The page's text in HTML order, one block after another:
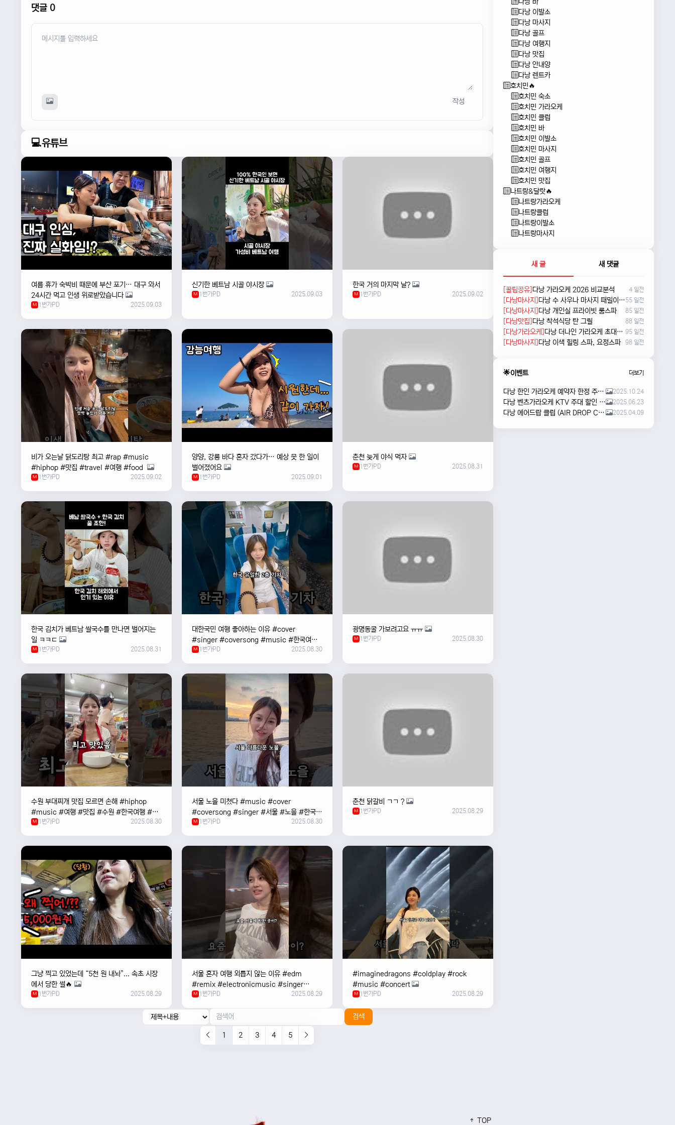
댓글 0
작성
💻유튜브
여름 휴가 숙박비 때문에 부산 포기… 대구 와서
24시간 먹고 인생 위로받았습니다
M 1번가PD 2025.09.03
신기한 베트남 시골 야시장
M 1번가PD 2025.09.03
한국 거의 마지막 날?
M 1번가PD 2025.09.02
비가 오는날 ￼닭도리탕 최고 #rap #music
#hiphop #맛집 #travel #여행 #food ￼
M 1번가PD 2025.09.02
양양, 강릉 바다 혼자 갔다가… 예상 못 한 일이
벌어졌어요
M 1번가PD 2025.09.01
춘천 늦게 야식 먹자
M 1번가PD 2025.08.31
한국 김치가 베트남 쌀국수를 만나면 벌어지는
일 ㅋㅋㄷ
M 1번가PD 2025.08.31
대한국민 여행 좋아하는 이유 #cover
#singer #coversong #music #한국여행
#한국
M 1번가PD 2025.08.30
광명동굴 가보려고요 ㅠㅠ
M 1번가PD 2025.08.30
수원 부대찌개 맛집 모르면 손해 #hiphop
#music #여행 #맛집 #수원 #한국여행 #베
트남여자 #혼자여행
M 1번가PD 2025.08.30
서울 노을 미쳤다 #music #cover
#coversong #singer #서울 #노을 #한국
#한강
M 1번가PD 2025.08.30
춘천 닭갈비 ㄱㄱ ?
M 1번가PD 2025.08.29
그냥 찍고 있었는데 “5천 원 내놔”... 속초 시장
에서 당한 썰🔥
M 1번가PD 2025.08.29
서울 혼자 여행 외릅지 않는 이유 #edm
#remix #electronicmusic #singer
#newmusic #music #여행 #trending
M 1번가PD 2025.08.29
#imaginedragons #coldplay #rock
#music #concert
M 1번가PD 2025.08.29
검색
1 2 3 4 5
다낭 이발소
다낭 마사지
다낭 골프
다낭 여행지
다낭 맛집
다낭 안내양
다낭 렌트카
호치민🔥
호치민 숙소
호치민 가라오케
호치민 클럽
호치민 바
호치민 이발소
호치민 마사지
호치민 골프
호치민 여행지
호치민 맛집
나트랑&달랏🔥
나트랑가라오케
나트랑클럽
나트랑이발소
나트랑마사지
새 글 새 댓글
[꿀팁공유] 다낭 가라오케 2026 비교분석 4 일전
[다낭마사지] 다낭 수 사우나 마사지 때밀이 및 누루 예약방법 55 일전
[다낭마사지] 다낭 개인실 프라이빗 룸스파 85 일전
[다낭맛집] 다낭 착석식당 탄 그릴 88 일전
[다낭가라오케] 다낭 더나인 가라오케 초대형 신상 karaoke 95 일전
[다낭마사지] 다낭 이색 힐링 스파, 요정스파 98 일전
🌟이벤트 더보기
다낭 한인 가라오케 예약자 한정 주류 이벤트 안내 2025.10.24
다낭 벤츠가라오케 KTV 주대 할인 해피아워 이벤트 2025.06.23
다낭 에어드랍 클럽 (AIR DROP CLUB) 오픈 이벤트!! 2025.04.09
TOP